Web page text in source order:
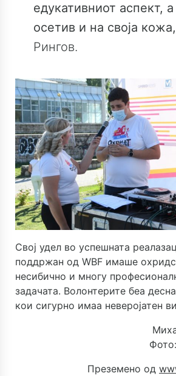
едукативниот аспект, а
осетив и на своја
Рингов.
Свој удел во успешната
поддржан од WBF имаше
несибично и многу
задачата. Волонтерите беа
кои сигурно имаа неверојатен
Преземено од